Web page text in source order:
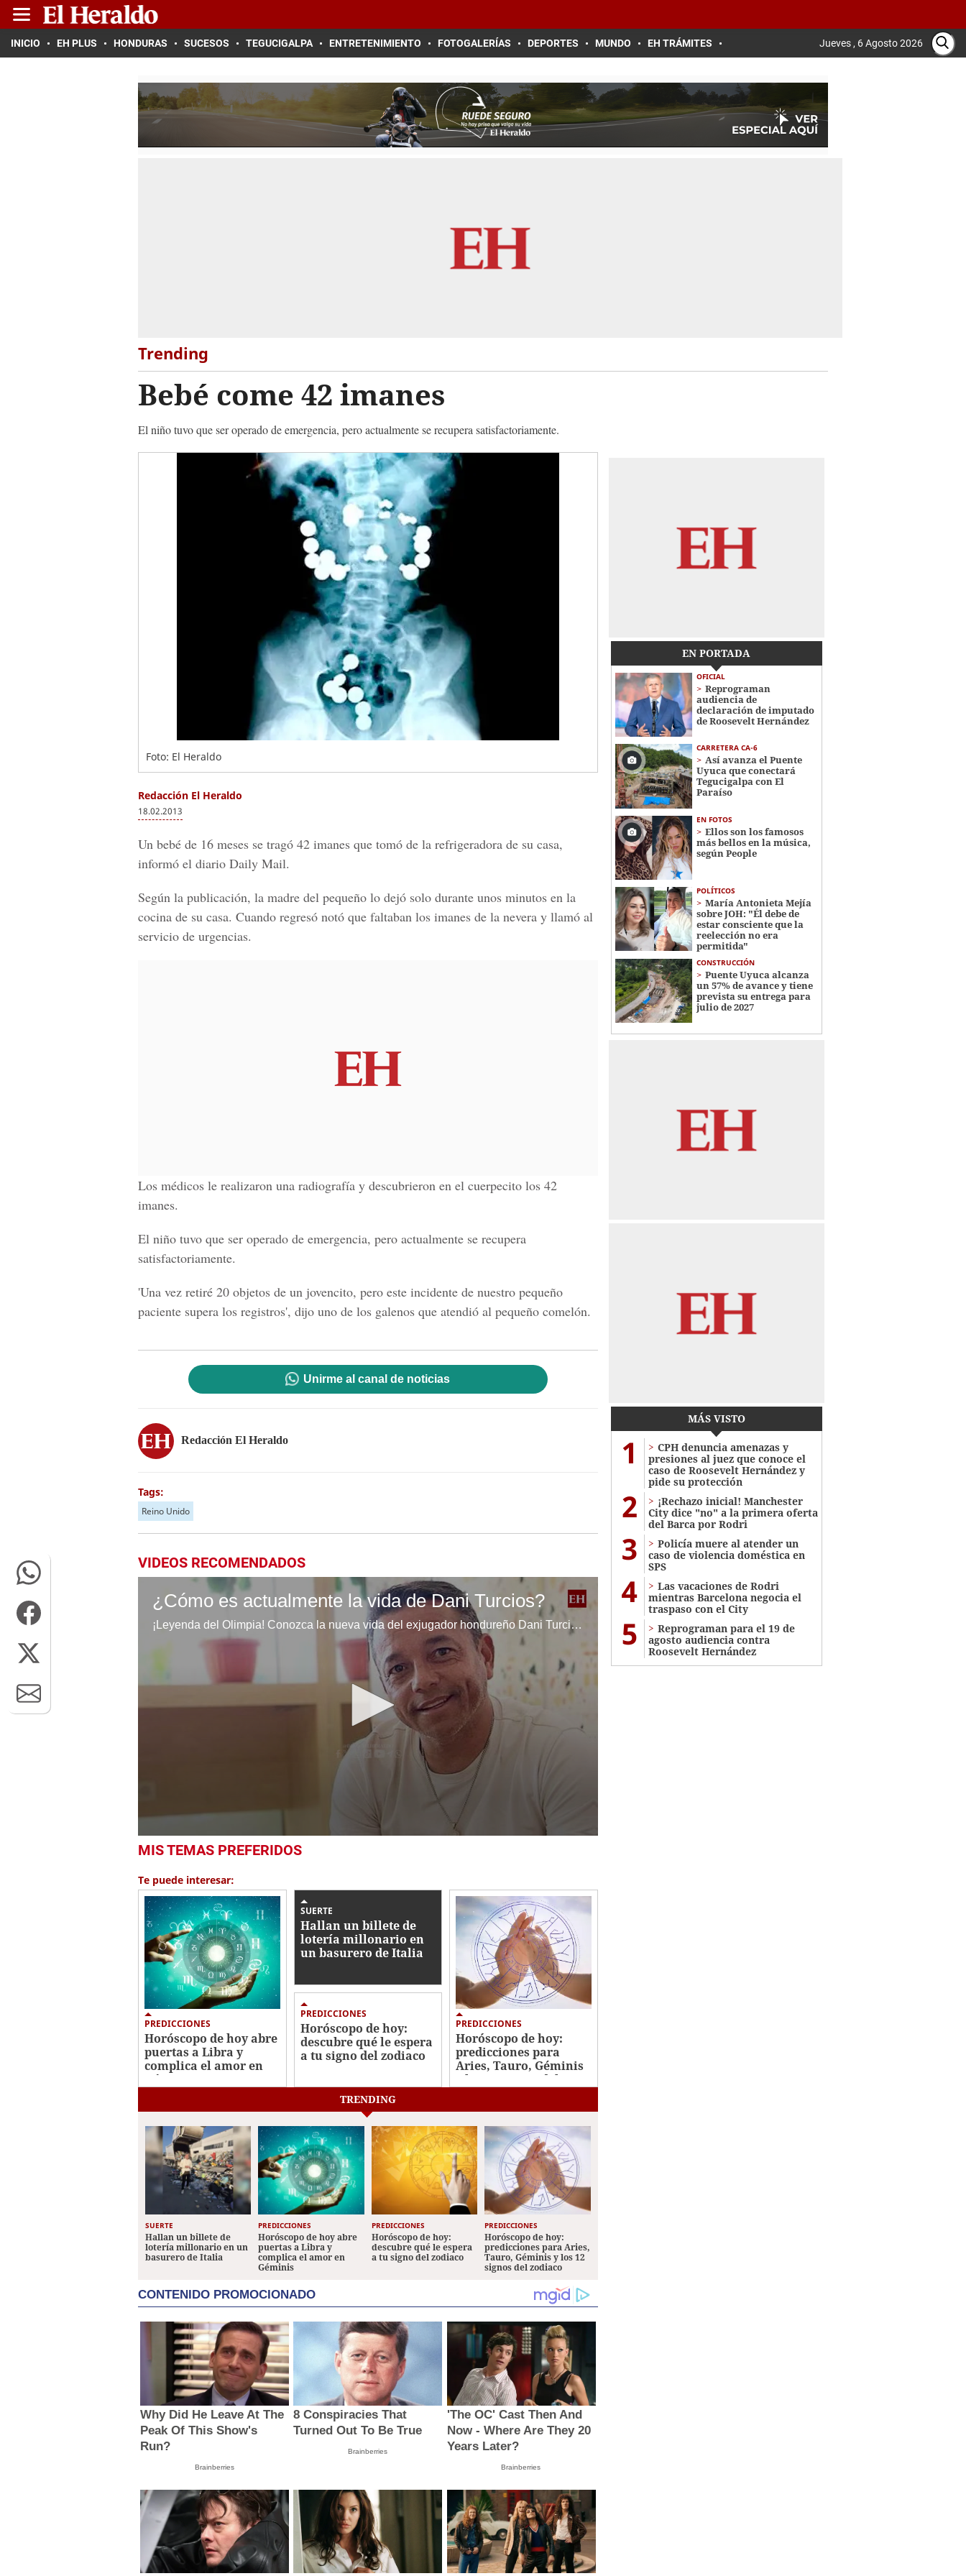
INICIO EH PLUS HONDURAS SUCESOS TEGUCIGALPA ENTRETENIMIENTO FOTOGALERÍAS DEPORTES MUNDO EH TRÁMITES Jueves , 6 Agosto 2026
Trending
Bebé come 42 imanes
El niño tuvo que ser operado de emergencia, pero actualmente se recupera satisfactoriamente.
Foto: El Heraldo
Redacción El Heraldo
18.02.2013
Un bebé de 16 meses se tragó 42 imanes que tomó de la refrigeradora de su casa,
informó el diario Daily Mail.
Según la publicación, la madre del pequeño lo dejó solo durante unos minutos en la
cocina de su casa. Cuando regresó notó que faltaban los imanes de la nevera y llamó al
servicio de urgencias.
Los médicos le realizaron una radiografía y descubrieron en el cuerpecito los 42
imanes.
El niño tuvo que ser operado de emergencia, pero actualmente se recupera
satisfactoriamente.
'Una vez retiré 20 objetos de un jovencito, pero este incidente de nuestro pequeño
paciente supera los registros', dijo uno de los galenos que atendió al pequeño comelón.
Unirme al canal de noticias
Redacción El Heraldo
Tags:
Reino Unido
VIDEOS RECOMENDADOS
¿Cómo es actualmente la vida de Dani Turcios?
¡Leyenda del Olimpia! Conozca la nueva vida del exjugador hondureño Dani Turcios y el inicio de su carrera como entrenador.
seconds
2
minutes,
seconds Volume
0%
MIS TEMAS PREFERIDOS
Te puede interesar:
PREDICCIONES
Horóscopo de hoy abre
puertas a Libra y
complica el amor en
Géminis
SUERTE
Hallan un billete de
lotería millonario en
un basurero de Italia
PREDICCIONES
Horóscopo de hoy:
descubre qué le espera
a tu signo del zodiaco
PREDICCIONES
Horóscopo de hoy:
predicciones para
Aries, Tauro, Géminis
y los 12 signos del
EN PORTADA
OFICIAL
Reprograman
audiencia de
declaración de imputado
de Roosevelt Hernández
CARRETERA CA-6
Así avanza el Puente
Uyuca que conectará
Tegucigalpa con El
Paraíso
EN FOTOS
Ellos son los famosos
más bellos en la música,
según People
POLÍTICOS
María Antonieta Mejía
sobre JOH: "Él debe de
estar consciente que la
reelección no era
permitida"
CONSTRUCCIÓN
Puente Uyuca alcanza
un 57% de avance y tiene
prevista su entrega para
julio de 2027
MÁS VISTO
1
CPH denuncia amenazas y
presiones al juez que conoce el
caso de Roosevelt Hernández y
pide su protección
2
¡Rechazo inicial! Manchester
City dice "no" a la primera oferta
del Barca por Rodri
3
Policía muere al atender un
caso de violencia doméstica en
SPS
4
Las vacaciones de Rodri
mientras Barcelona negocia el
traspaso con el City
5
Reprograman para el 19 de
agosto audiencia contra
Roosevelt Hernández
TRENDING
SUERTE
Hallan un billete de
lotería millonario en un
basurero de Italia
PREDICCIONES
Horóscopo de hoy abre
puertas a Libra y
complica el amor en
Géminis
PREDICCIONES
Horóscopo de hoy:
descubre qué le espera
a tu signo del zodiaco
PREDICCIONES
Horóscopo de hoy:
predicciones para Aries,
Tauro, Géminis y los 12
signos del zodiaco
CONTENIDO PROMOCIONADO
Why Did He Leave At The
Peak Of This Show's
Run?
Brainberries
8 Conspiracies That
Turned Out To Be True
Brainberries
'The OC' Cast Then And
Now - Where Are They 20
Years Later?
Brainberries